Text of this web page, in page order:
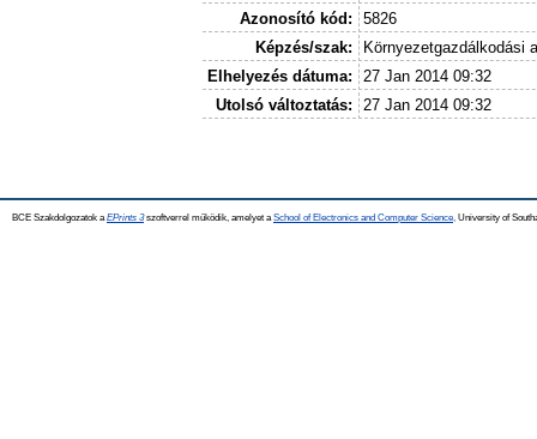
Azonosító kód:
5826
Képzés/szak:
Környezetgazdálkodási
Elhelyezés dátuma:
27 Jan 2014 09:32
Utolsó változtatás:
27 Jan 2014 09:32
BCE Szakdolgozatok a EPrints 3szoftverrel működik, amelyet a School of Electronics and Computer Science, University of